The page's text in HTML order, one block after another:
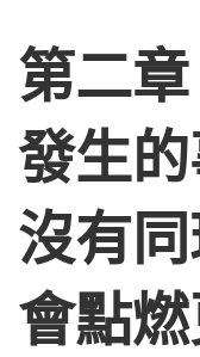
第二
發生
沒有
會點